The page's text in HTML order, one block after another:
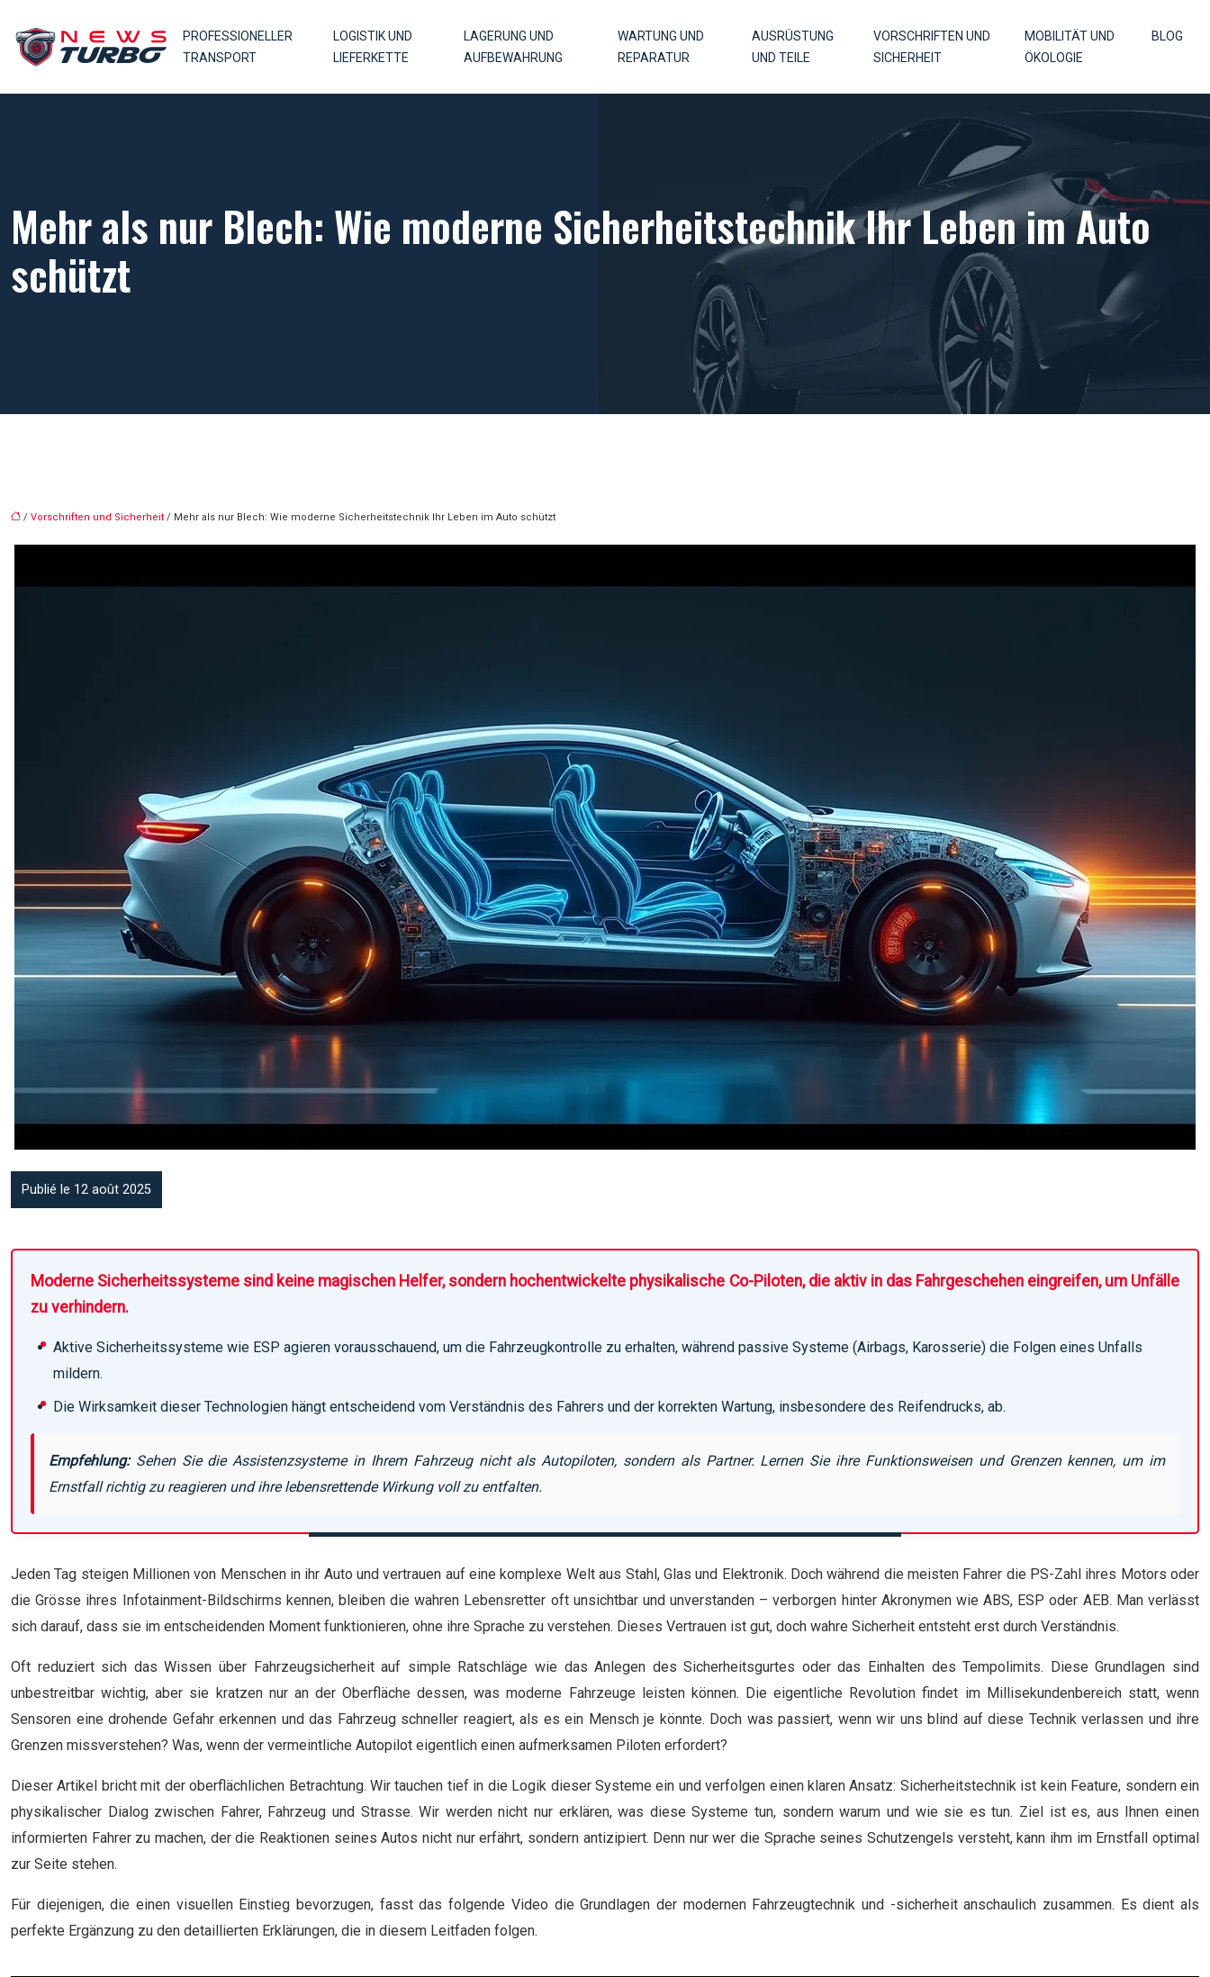
PROFESSIONELLER
TRANSPORT
LOGISTIK UND
LIEFERKETTE
LAGERUNG UND
AUFBEWAHRUNG
WARTUNG UND
REPARATUR
AUSRÜSTUNG
UND TEILE
VORSCHRIFTEN UND
SICHERHEIT
MOBILITÄT UND
ÖKOLOGIE
BLOG
Mehr als nur Blech: Wie moderne Sicherheitstechnik Ihr Leben im Auto
schützt
/ Vorschriften und Sicherheit / Mehr als nur Blech: Wie moderne Sicherheitstechnik Ihr Leben im Auto schützt
Publié le 12 août 2025
Moderne Sicherheitssysteme sind keine magischen Helfer, sondern hochentwickelte physikalische Co-Piloten, die aktiv in das Fahrgeschehen eingreifen, um Unfälle
zu verhindern.
Aktive Sicherheitssysteme wie ESP agieren vorausschauend, um die Fahrzeugkontrolle zu erhalten, während passive Systeme (Airbags, Karosserie) die Folgen eines Unfalls
mildern.
Die Wirksamkeit dieser Technologien hängt entscheidend vom Verständnis des Fahrers und der korrekten Wartung, insbesondere des Reifendrucks, ab.
Empfehlung:Sehen Sie die Assistenzsysteme in Ihrem Fahrzeug nicht als Autopiloten, sondern als Partner. Lernen Sie ihre Funktionsweisen und Grenzen kennen, um im
Ernstfall richtig zu reagieren und ihre lebensrettende Wirkung voll zu entfalten.
Jeden Tag steigen Millionen von Menschen in ihr Auto und vertrauen auf eine komplexe Welt aus Stahl, Glas und Elektronik. Doch während die meisten Fahrer die PS-Zahl ihres Motors oder
die Grösse ihres Infotainment-Bildschirms kennen, bleiben die wahren Lebensretter oft unsichtbar und unverstanden – verborgen hinter Akronymen wie ABS, ESP oder AEB. Man verlässt
sich darauf, dass sie im entscheidenden Moment funktionieren, ohne ihre Sprache zu verstehen. Dieses Vertrauen ist gut, doch wahre Sicherheit entsteht erst durch Verständnis.
Oft reduziert sich das Wissen über Fahrzeugsicherheit auf simple Ratschläge wie das Anlegen des Sicherheitsgurtes oder das Einhalten des Tempolimits. Diese Grundlagen sind
unbestreitbar wichtig, aber sie kratzen nur an der Oberfläche dessen, was moderne Fahrzeuge leisten können. Die eigentliche Revolution findet im Millisekundenbereich statt, wenn
Sensoren eine drohende Gefahr erkennen und das Fahrzeug schneller reagiert, als es ein Mensch je könnte. Doch was passiert, wenn wir uns blind auf diese Technik verlassen und ihre
Grenzen missverstehen? Was, wenn der vermeintliche Autopilot eigentlich einen aufmerksamen Piloten erfordert?
Dieser Artikel bricht mit der oberflächlichen Betrachtung. Wir tauchen tief in die Logik dieser Systeme ein und verfolgen einen klaren Ansatz: Sicherheitstechnik ist kein Feature, sondern ein
physikalischer Dialog zwischen Fahrer, Fahrzeug und Strasse. Wir werden nicht nur erklären, was diese Systeme tun, sondern warum und wie sie es tun. Ziel ist es, aus Ihnen einen
informierten Fahrer zu machen, der die Reaktionen seines Autos nicht nur erfährt, sondern antizipiert. Denn nur wer die Sprache seines Schutzengels versteht, kann ihm im Ernstfall optimal
zur Seite stehen.
Für diejenigen, die einen visuellen Einstieg bevorzugen, fasst das folgende Video die Grundlagen der modernen Fahrzeugtechnik und -sicherheit anschaulich zusammen. Es dient als
perfekte Ergänzung zu den detaillierten Erklärungen, die in diesem Leitfaden folgen.